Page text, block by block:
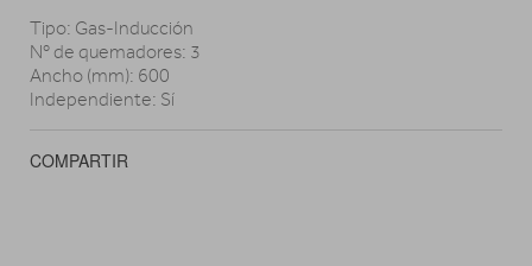
Tipo: Gas-Inducción
Nº de quemadores: 3
Ancho (mm): 600
Independiente: Sí
COMPARTIR